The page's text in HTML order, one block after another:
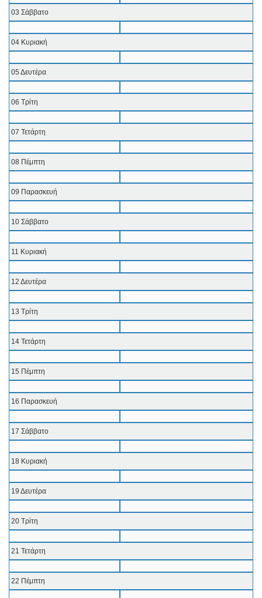
03 Σάββατο
04 Κυριακή
05 Δευτέρα
06 Τρίτη
07 Τετάρτη
08 Πέμπτη
09 Παρασκευή
10 Σάββατο
11 Κυριακή
12 Δευτέρα
13 Τρίτη
14 Τετάρτη
15 Πέμπτη
16 Παρασκευή
17 Σάββατο
18 Κυριακή
19 Δευτέρα
20 Τρίτη
21 Τετάρτη
22 Πέμπτη